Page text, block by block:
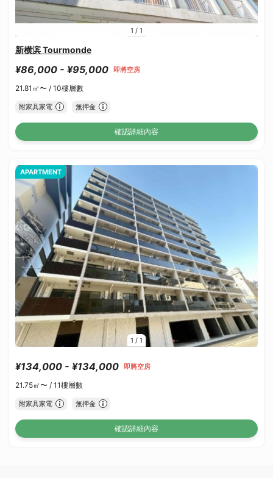
1 / 1
新横滨 Tourmonde
¥86,000 - ¥95,000 即將空房
21.81㎡〜 / 10樓層數
附家具家電 無押金
確認詳細內容
1 / 1
APARTMENT
¥134,000 - ¥134,000 即將空房
21.75㎡〜 / 11樓層數
附家具家電 無押金
確認詳細內容